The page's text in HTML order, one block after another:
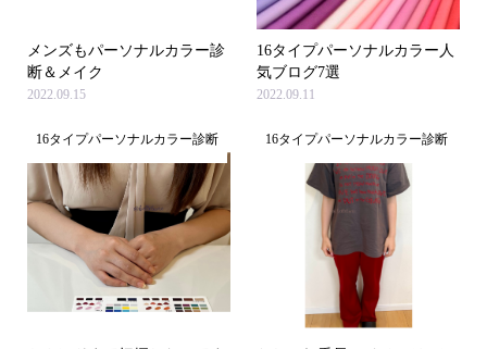
メンズもパーソナルカラー診
断＆メイク
2022.09.15
16タイプパーソナルカラー人
気ブログ7選
2022.09.11
16タイプパーソナルカラー診断 16タイプパーソナルカラー診断